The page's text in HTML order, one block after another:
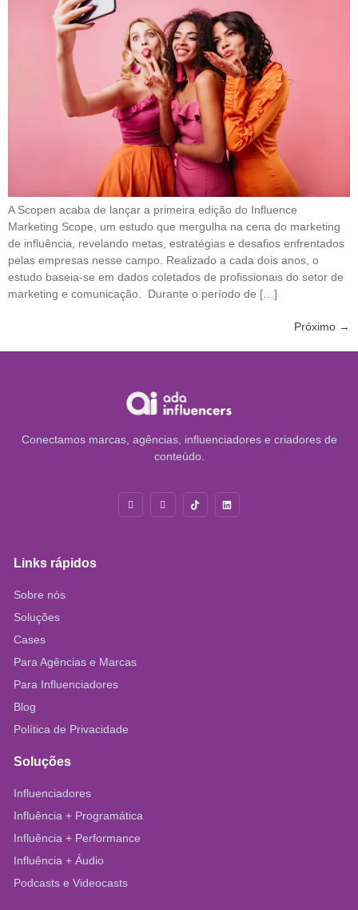
A Scopen acaba de lançar a primeira edição do Influence
Marketing Scope, um estudo que mergulha na cena do marketing
de influência, revelando metas, estratégias e desafios enfrentados
pelas empresas nesse campo. Realizado a cada dois anos, o
estudo baseia-se em dados coletados de profissionais do setor de
marketing e comunicação. Durante o período de […]
Próximo →
Conectamos marcas, agências, influenciadores e criadores de
conteúdo.
Links rápidos
Sobre nós
Soluções
Cases
Para Agências e Marcas
Para Influenciadores
Blog
Política de Privacidade
Soluções
Influenciadores
Influência + Programática
Influência + Performance
Influência + Áudio
Podcasts e Videocasts